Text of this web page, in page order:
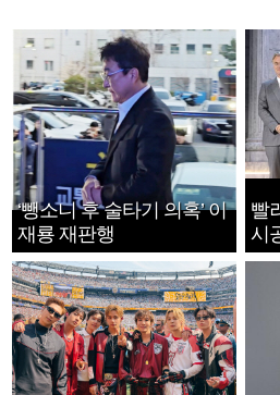
‘뺑소니 후 술타기 의혹’ 이
재룡 재판행
빨
시
지